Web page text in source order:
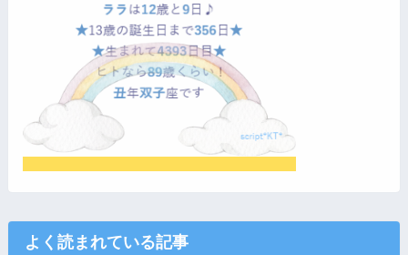
よく読まれている記事